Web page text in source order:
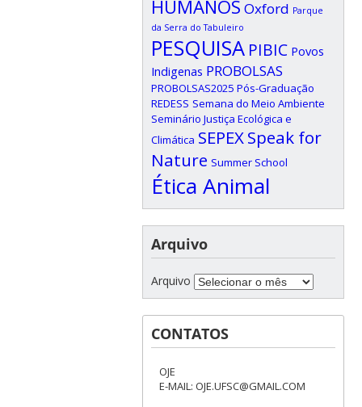
HUMANOS Oxford Parque
da Serra do Tabuleiro
PESQUISA PIBIC Povos
Indigenas PROBOLSAS
PROBOLSAS2025 Pós-Graduação
REDESS Semana do Meio Ambiente
Seminário Justiça Ecológica e
Climática SEPEXSpeak for
Nature Summer School
Ética Animal
Arquivo
Arquivo
CONTATOS
OJE
E-MAIL: OJE.UFSC@GMAIL.COM